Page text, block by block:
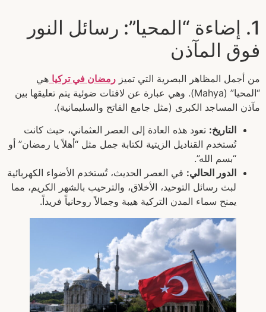
1. إضاءة “المحيا”: رسائل النور
فوق المآذن
من أجمل المظاهر البصرية التي تميز رمضان في تركيا هي
“المحيا” (Mahya). وهي عبارة عن لافتات ضوئية يتم تعليقها بين
مآذن المساجد الكبرى (مثل جامع الفاتح والسليمانية).
التاريخ: تعود هذه العادة إلى العصر العثماني، حيث كانت
تُستخدم القناديل الزيتية لكتابة جمل مثل “أهلاً يا رمضان” أو
“بسم الله”.
الدور الحالي: في العصر الحديث، تُستخدم الأضواء الكهربائية
لبث رسائل التوحيد، الأخلاق، والترحيب بالشهر الكريم، مما
يمنح سماء المدن التركية هيبة وجمالاً روحانياً فريداً.